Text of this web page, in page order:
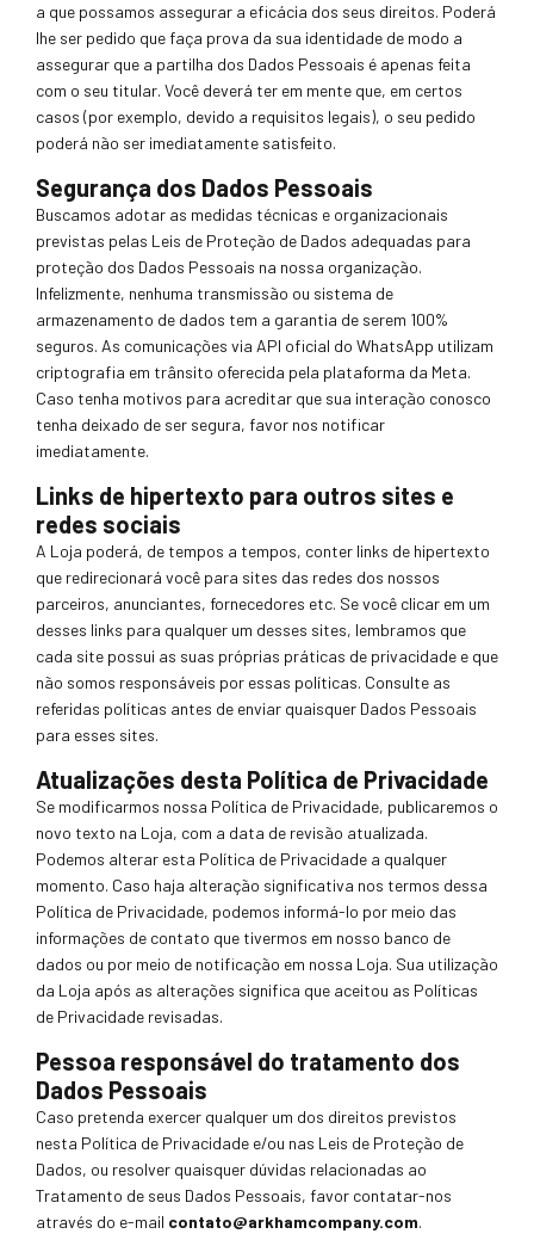
a que possamos assegurar a eficácia dos seus direitos. Poder
lhe ser pedido que faça prova da sua identidade de modo a
assegurar que a partilha dos Dados Pessoais é apenas feita
com o seu titular. Você deverá ter em mente que, em certos
casos (por exemplo, devido a requisitos legais), o seu pedido
poderá não ser imediatamente satisfeito.
Segurança dos Dados Pessoais
Buscamos adotar as medidas técnicas e organizacionais
previstas pelas Leis de Proteção de Dados adequadas para
proteção dos Dados Pessoais na nossa organização.
Infelizmente, nenhuma transmissão ou sistema de
armazenamento de dados tem a garantia de serem 100%
seguros. As comunicações via API oficial do WhatsApp utilizam
criptografia em trânsito oferecida pela plataforma da Meta.
Caso tenha motivos para acreditar que sua interação conosco
tenha deixado de ser segura, favor nos notificar
imediatamente.
Links de hipertexto para outros sites e
redes sociais
A Loja poderá, de tempos a tempos, conter links de hipertexto
que redirecionará você para sites das redes dos nossos
parceiros, anunciantes, fornecedores etc. Se você clicar em um
desses links para qualquer um desses sites, lembramos que
cada site possui as suas próprias práticas de privacidade e que
não somos responsáveis por essas políticas. Consulte as
referidas políticas antes de enviar quaisquer Dados Pessoais
para esses sites.
Atualizações desta Política de Privacidade
Se modificarmos nossa Política de Privacidade, publicaremos o
novo texto na Loja, com a data de revisão atualizada.
Podemos alterar esta Política de Privacidade a qualquer
momento. Caso haja alteração significativa nos termos dessa
Política de Privacidade, podemos informá-lo por meio das
informações de contato que tivermos em nosso banco de
dados ou por meio de notificação em nossa Loja. Sua utilização
da Loja após as alterações significa que aceitou as Políticas
de Privacidade revisadas.
Pessoa responsável do tratamento dos
Dados Pessoais
Caso pretenda exercer qualquer um dos direitos previstos
nesta Política de Privacidade e/ou nas Leis de Proteção de
Dados, ou resolver quaisquer dúvidas relacionadas ao
Tratamento de seus Dados Pessoais, favor contatar-nos
através do e-mail contato@arkhamcompany.com.